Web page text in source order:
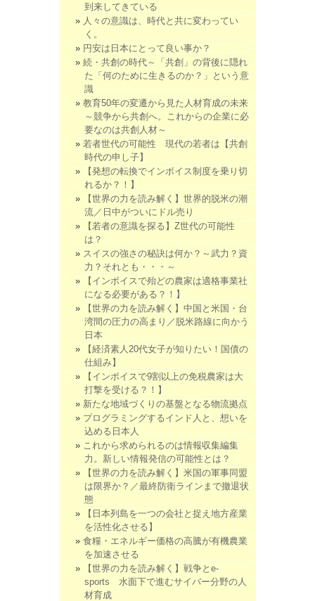
到来してきている
人々の意識は、時代と共に変わってい
く。
円安は日本にとって良い事か？
続・共創の時代～「共創」の背後に隠れ
た「何のために生きるのか？」という意
識
教育50年の変遷から見た人材育成の未来
～競争から共創へ。これからの企業に必
要なのは共創人材～
若者世代の可能性 現代の若者は【共創
時代の申し子】
【発想の転換でインボイス制度を乗り切
れるか？！】
【世界の力を読み解く】世界的脱米の潮
流／日中がついにドル売り
【若者の意識を探る】Z世代の可能性
は？
スイスの強さの秘訣は何か？～武力？資
力？それとも・・・～
【インボイスで殆どの農家は適格事業社
になる必要がある？！】
【世界の力を読み解く】中国と米国・台
湾間の圧力の高まり／脱米路線に向かう
日本
【経済素人20代女子が知りたい！国債の
仕組み】
【インボイスで9割以上の免税農家は大
打撃を受ける？！】
新たな地域づくりの基盤となる物流拠点
プログラミングするインド人と、想いを
込める日本人
これから求められるのは情報収集編集
力。新しい情報発信の可能性とは？
【世界の力を読み解く】米国の軍事同盟
は限界か？／最終防衛ラインまで撤退状
態
【日本列島を一つの会社と捉え地方産業
を活性化させる】
食糧・エネルギー価格の高騰が有機農業
を加速させる
【世界の力を読み解く】戦争とe-
sports 水面下で進むサイバー分野の人
材育成